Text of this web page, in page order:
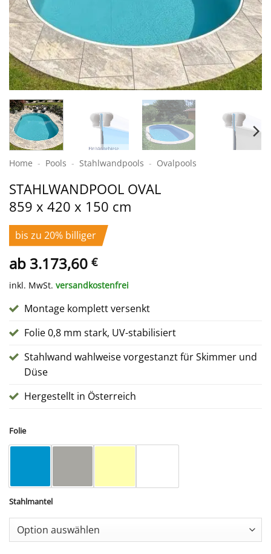
Home - Pools - Stahlwand­pools - Ovalpools
STAHL­WAND­POOL OVAL
859 x 420 x 150 cm
bis zu 20% billiger
ab 3.173,60 €
inkl. MwSt. versandkostenfrei
Montage komplett versenkt
Folie 0,8 mm stark, UV-stabilisiert
Stahlwand wahlweise vorgestanzt für Skimmer und
Düse
Hergestellt in Österreich
Folie
Stahlmantel